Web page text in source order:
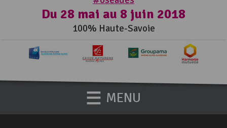
Du 28 mai au 8 juin 2018
100% Haute-Savoie
MENU